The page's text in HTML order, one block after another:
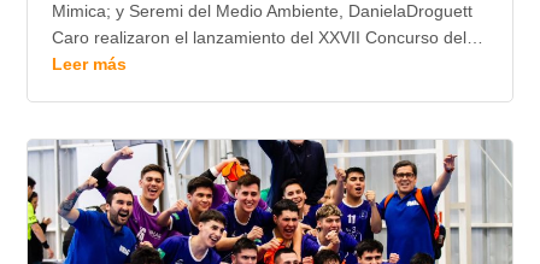
Mimica; y Seremi del Medio Ambiente, DanielaDroguett
Caro realizaron el lanzamiento del XXVII Concurso del…
Leer más